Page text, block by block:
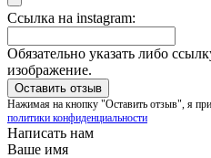
Ссылка на instagram:
Обязательно указать либо
изображение.
Нажимая на кнопку "Оставить отзыв", я
политики конфиденциальности
Написать нам
Ваше имя